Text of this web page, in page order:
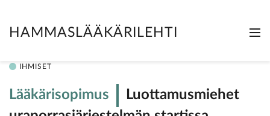
HAMMASLÄÄKÄRILEHTI
IHMISET
Lääkärisopimus
Luottamusmiehet